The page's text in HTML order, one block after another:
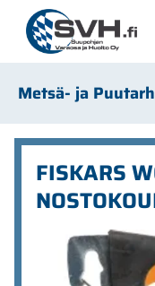
Siirry pääsisältöön
Metsä- ja
FISKARS
Ohita kuvat